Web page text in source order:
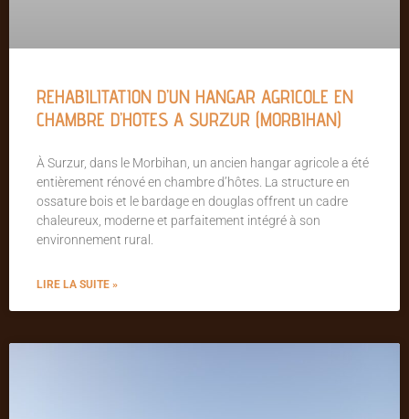
REHABILITATION D’UN HANGAR AGRICOLE EN
CHAMBRE D’HOTES A SURZUR (MORBIHAN)
À Surzur, dans le Morbihan, un ancien hangar agricole a été
entièrement rénové en chambre d’hôtes. La structure en
ossature bois et le bardage en douglas offrent un cadre
chaleureux, moderne et parfaitement intégré à son
environnement rural.
LIRE LA SUITE »